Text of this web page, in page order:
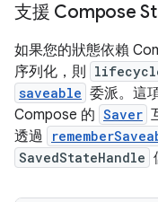
支援 Compose
如果您的狀態依賴
序列化，則
saveable 委派。這
Compose 的 Saver
透過
SavedStateHandle